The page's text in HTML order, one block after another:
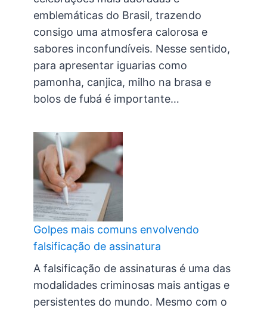
emblemáticas do Brasil, trazendo
consigo uma atmosfera calorosa e
sabores inconfundíveis. Nesse sentido,
para apresentar iguarias como
pamonha, canjica, milho na brasa e
bolos de fubá é importante…
Golpes mais comuns envolvendo
falsificação de assinatura
A falsificação de assinaturas é uma das
modalidades criminosas mais antigas e
persistentes do mundo. Mesmo com o